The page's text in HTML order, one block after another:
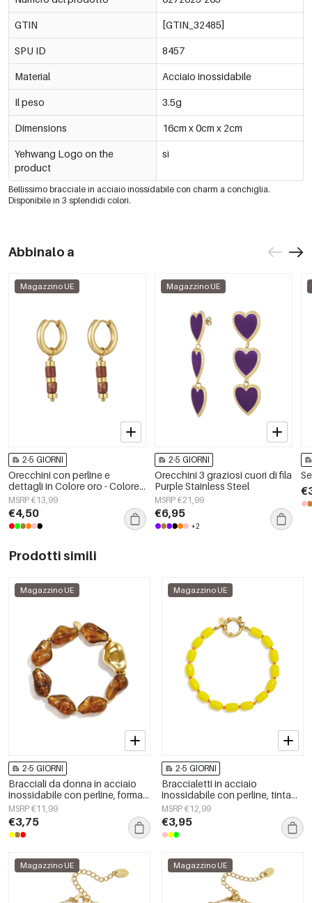
GTIN [GTIN_32485]
SPU ID 8457
Material Acciaio inossidabile
Il peso 3.5g
Dimensions 16cm x 0cm x 2cm
Yehwang Logo on the
product
sì
Bellissimo bracciale in acciaio inossidabile con charm a conchiglia.
Disponibile in 3 splendidi colori.
Abbinalo a
Magazzino UE
2-5 GIORNI
Orecchini con perline e
dettagli in Colore oro - Colore
oro/rosso
MSRP €13,99
€4,50
Magazzino UE
2-5 GIORNI
Orecchini 3 graziosi cuori di fila
Purple Stainless Steel
MSRP €21,99
€6,95
+2
Prodotti simili
Magazzino UE
2-5 GIORNI
Bracciali da donna in acciaio
inossidabile con perline, forma
irregolare, casual, semplici, per
tutti i giorni.
MSRP €11,99
€3,75
Magazzino UE
2-5 GIORNI
Braccialetti in acciaio
inossidabile con perline, tinta
unita, semplici, per tutti i giorni,
serie Simple, gioielli da donna
MSRP €12,99
€3,95
Magazzino UE Magazzino UE